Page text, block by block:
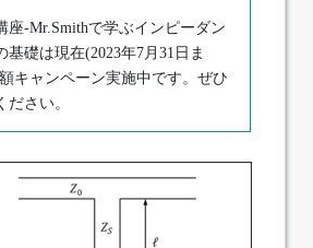
座-Mr.Smithで学ぶインピーダン
基礎は現在(2023年7月31日ま
キャンペーン実施中です。ぜひ
ださい。